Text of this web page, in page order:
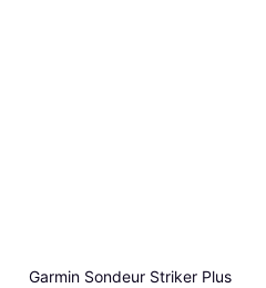
Garmin Sondeur Striker Plus